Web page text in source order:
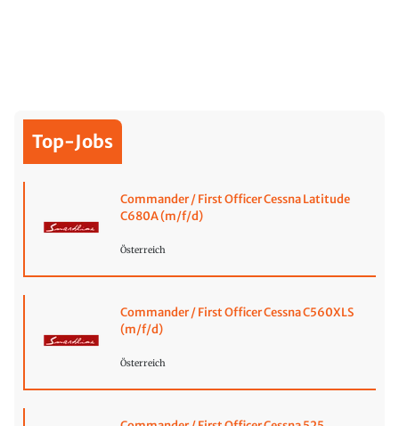
Top-Jobs
Commander / First Officer Cessna Latitude
C680A (m/f/d)
Österreich
Commander / First Officer Cessna C560XLS
(m/f/d)
Österreich